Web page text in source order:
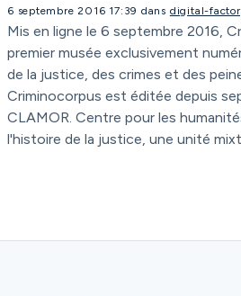
6 septembre 2016 17:39 dans digital-
Mis en ligne le 6 septembre 2016,
premier musée exclusivement
de la justice, des crimes et des
Criminocorpus est éditée depuis
CLAMOR. Centre pour les
l'histoire de la justice, une unité